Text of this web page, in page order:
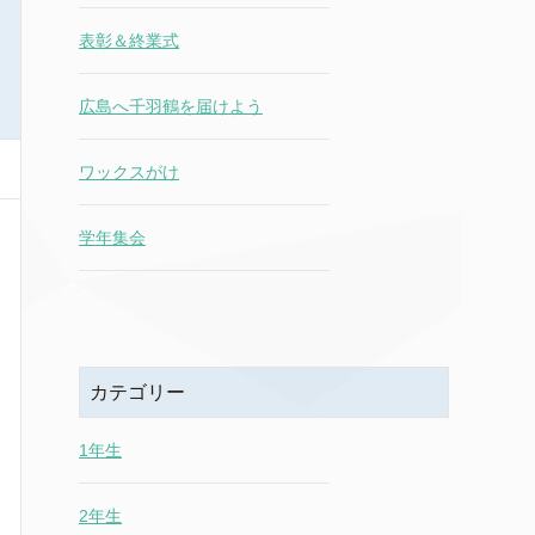
表彰＆終業式
広島へ千羽鶴を届けよう
ワックスがけ
学年集会
カテゴリー
1年生
2年生